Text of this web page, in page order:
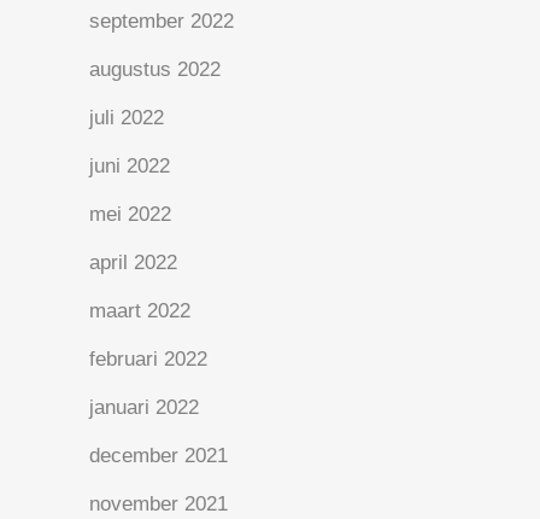
september 2022
augustus 2022
juli 2022
juni 2022
mei 2022
april 2022
maart 2022
februari 2022
januari 2022
december 2021
november 2021